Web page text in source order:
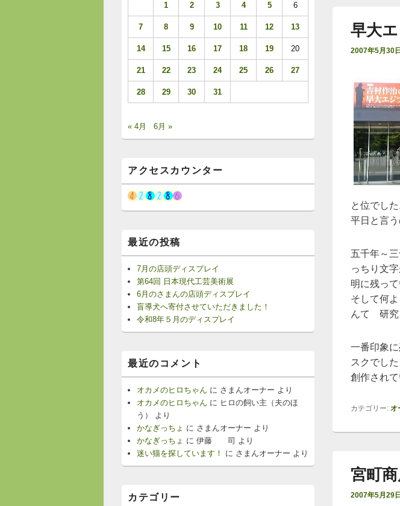
早大
2007年5月30日
と位でした
平日と言
五千年～
っちり文
明に残っ
そして何
んて 研究
一番印象
スクでし
創作され
カテゴリー: オ
宮町
2007年5月29日
1 2 3 4 5 6
7 8 9 10 11 12 13
14 15 16 17 18 19 20
21 22 23 24 25 26 27
28 29 30 31
« 4月 6月 »
アクセスカウンター
最近の投稿
7月の店頭ディスプレイ
第64回 日本現代工芸美術展
6月のさまんの店頭ディスプレイ
盲導犬へ寄付させていただきました！
令和8年５月のディスプレイ
最近のコメント
オカメのヒロちゃん に さまんオーナー より
オカメのヒロちゃん に ヒロの飼い主（夫のほ
う）
より
かなぎっちょ に さまんオーナー より
かなぎっちょ に 伊藤 司 より
迷い猫を探しています！
に さまんオーナー より
カテゴリー